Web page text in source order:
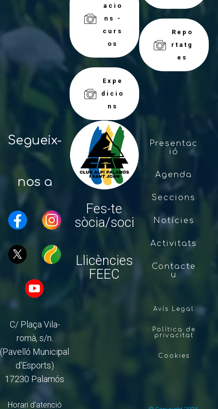
acio
ns -
curs
os
Expe
dicio
ns
Repo
rtatg
es
Segueix-
nos a
C/ Plaça Vila-
romà, s/n.
(Pavelló Municipal
d'Esports)
17230 Palamós
Horari d'atenció
Fes-te
sòcia/soci
Llicències
FEEC
Presentac
ió
Agenda
Seccions
Notícies
Activitats
Contacte
u
Avís Legal
Política de
privacitat
Cookies